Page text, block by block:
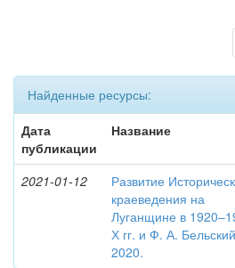
Найденные ресурсы:
Дата
публикации
Название
2021-01-12
Развитие
краеведения на
Луганщине в
Х гг. и Ф. А.
2020.